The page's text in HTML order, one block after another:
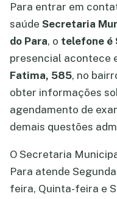
Para entrar em
saúde Secretaria
do Para, o telefone é
presencial acontece
Fatima, 585, no
obter informações
agendamento de
demais questões
O Secretaria
Para atende
feira, Quinta-feira e